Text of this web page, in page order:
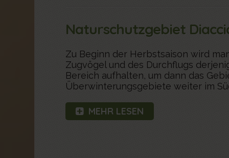
Naturschutzgebiet
Zu Beginn der Herbstsaison wird
Zugvögel und des Durchflugs
Bereich aufhalten, um dann das
Überwinterungsgebiete weiter im
MEHR LESEN